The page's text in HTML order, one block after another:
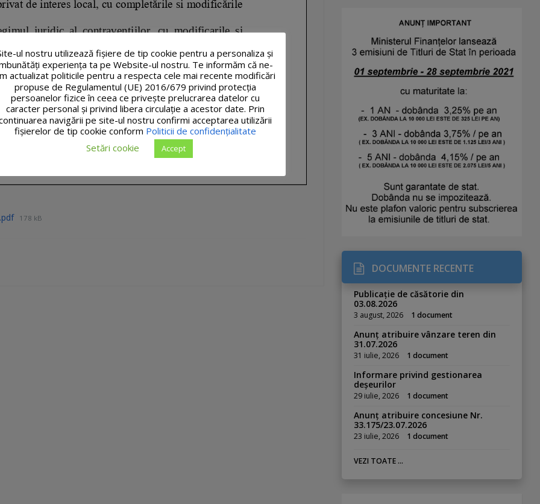
178 kB
DOCUMENTE RECENTE
Publicație de căsătorie din
03.08.2026
3 august, 2026 1 document
Anunț atribuire vânzare teren din
31.07.2026
31 iulie, 2026 1 document
Informare privind gestionarea
deșeurilor
29 iulie, 2026 1 document
Anunț atribuire concesiune Nr.
33.175/23.07.2026
23 iulie, 2026 1 document
VEZI TOATE ...
ul nostru utilizează fişiere de tip cookie pentru a personaliza și
experiența ta pe Website-ul nostru. Te informăm că ne-
actualizat politicile pentru a respecta cele mai recente modificări
propuse de Regulamentul (UE) 2016/679 privind protecția
persoanelor fizice în ceea ce privește prelucrarea datelor cu
caracter personal și privind libera circulație a acestor date. Prin
navigării pe site-ul nostru confirmi acceptarea utilizării
fişierelor de tip cookie conform Politicii de confidențialitate
Setări cookie
Accept